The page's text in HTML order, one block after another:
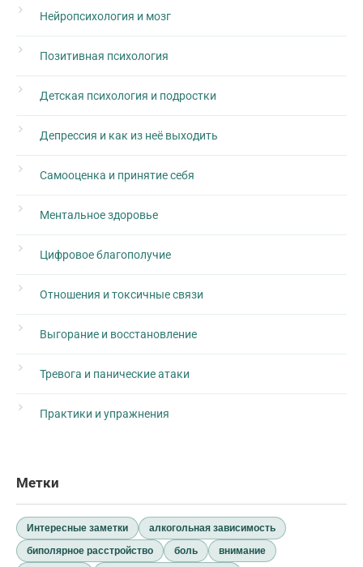
Нейропсихология и мозг
Позитивная психология
Детская психология и подростки
Депрессия и как из неё выходить
Самооценка и принятие себя
Ментальное здоровье
Цифровое благополучие
Отношения и токсичные связи
Выгорание и восстановление
Тревога и панические атаки
Практики и упражнения
Метки
Интересные заметки
алкогольная зависимость
биполярное расстройство
боль
внимание